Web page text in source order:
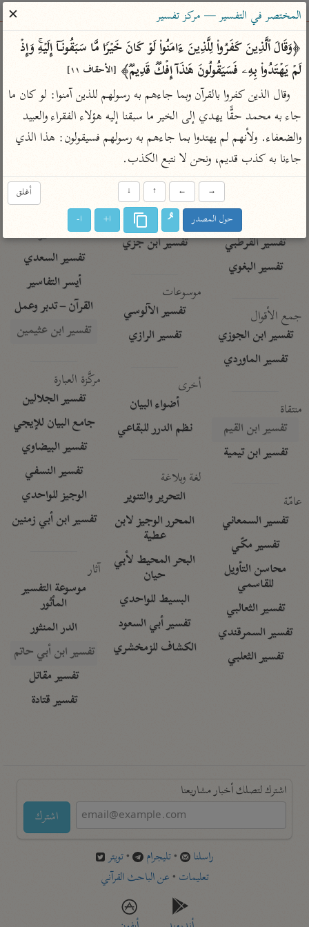
ساهم معنا في نشر القرآن والعلم الشرعي
الباحث القرآني
بحث تفسير علوم
Type 2 or more characters for results.
Type 1 or more
characters for results.
أمّهات
تفسير ابن كثير
تفسير القرطبي
تفسير البغوي
جمع الأقوال
تفسير ابن الجوزي
تفسير الماوردي
منتقاة
تفسير ابن القيم
تفسير ابن تيمية
عامّة
تفسير السمعاني
تفسير مكّي
محاسن التأويل
للقاسمي
تفسير الثعالبي
تفسير السمرقندي
تفسير الثعلبي
عامّة
فتح البيان للقنوجي
فتح القدير للشوكاني
تفسير ابن جزي
موسوعات
تفسير الآلوسي
تفسير الرازي
أخرى
أضواء البيان
نظم الدرر للبقاعي
لغة وبلاغة
التحرير والتنوير
المحرر الوجيز لابن
عطية
البحر المحيط لأبي
حيان
البسيط للواحدي
تفسير أبي السعود
الكشاف للزمخشري
معاصرة
المختصر في
التفسير
تفسير السعدي
أيسر التفاسير
القرآن – تدبر وعمل
تفسير ابن عثيمين
مركَّزة العبارة
تفسير الجلالين
جامع البيان للإيجي
تفسير البيضاوي
تفسير النسفي
الوجيز للواحدي
تفسير ابن أبي زمنين
آثار
موسوعة التفسير
المأثور
الدر المنثور
تفسير ابن أبي حاتم
تفسير مقاتل
تفسير قتادة
اشترك لتصلك أخبار مشاريعنا
اشترك
راسلنا •تليجرام •تويتر
تعليمات •عن الباحث القرآني
المختصر في التفسير — مركز تفسير
✕
لَمۡ یَهۡتَدُوا۟ بِهِۦ فَسَیَقُولُونَ هَـٰذَاۤ إِفۡكࣱ قَدِیمࣱ﴾ [الأحقاف ١١]
جاءنا به كذب قديم، ونحن لا نتبع الكذب.
أغلق →
←
↑
↓
حول المصدر ا+ ا-